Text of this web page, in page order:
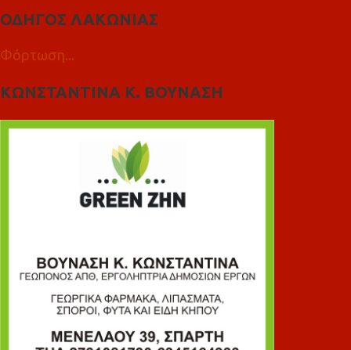
ΟΔΗΓΟΣ ΛΑΚΩΝΙΑΣ
Φόρτωση...
ΚΩΝΣΤΑΝΤΙΝΑ Κ. ΒΟΥΝΑΣΗ